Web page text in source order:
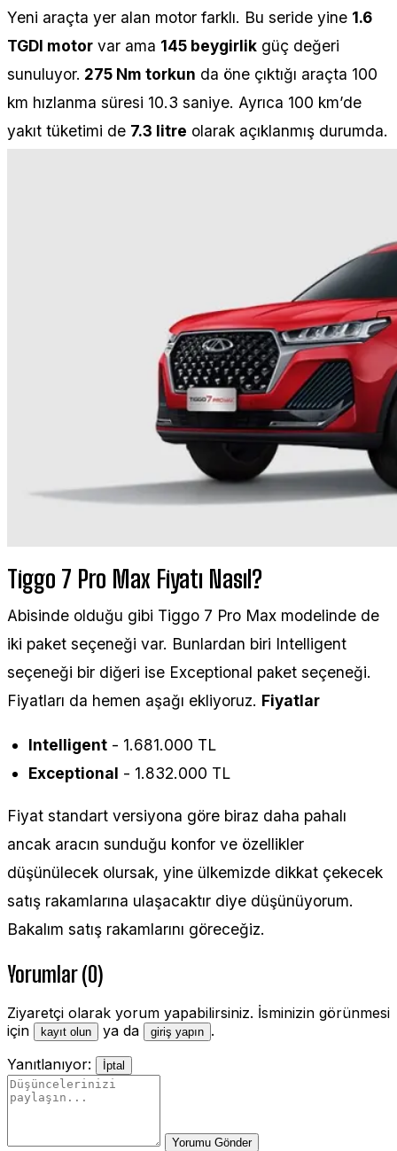
Yeni araçta yer alan motor farklı. Bu seride yine 1.6
TGDI motor var ama 145 beygirlik güç değeri
sunuluyor. 275 Nm torkun da öne çıktığı araçta 100
km hızlanma süresi 10.3 saniye. Ayrıca 100 km’de
yakıt tüketimi de 7.3 litre olarak açıklanmış durumda.
Tiggo 7 Pro Max Fiyatı Nasıl?
Abisinde olduğu gibi Tiggo 7 Pro Max modelinde de
iki paket seçeneği var. Bunlardan biri Intelligent
seçeneği bir diğeri ise Exceptional paket seçeneği.
Fiyatları da hemen aşağı ekliyoruz. Fiyatlar
Intelligent - 1.681.000 TL
Exceptional - 1.832.000 TL
Fiyat standart versiyona göre biraz daha pahalı
ancak aracın sunduğu konfor ve özellikler
düşünülecek olursak, yine ülkemizde dikkat çekecek
satış rakamlarına ulaşacaktır diye düşünüyorum.
Bakalım satış rakamlarını göreceğiz.
Yorumlar (0)
Ziyaretçi olarak yorum yapabilirsiniz. İsminizin görünmesi
için
kayıt olun ya da giriş yapın .
Yanıtlanıyor:
İptal
Yorumu Gönder